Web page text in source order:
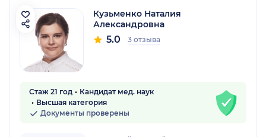
Кузьменко Наталия
Александровна
5.0 3 отзыва
Стаж 21 год
Кандидат мед. наук
Высшая категория
Документы проверены